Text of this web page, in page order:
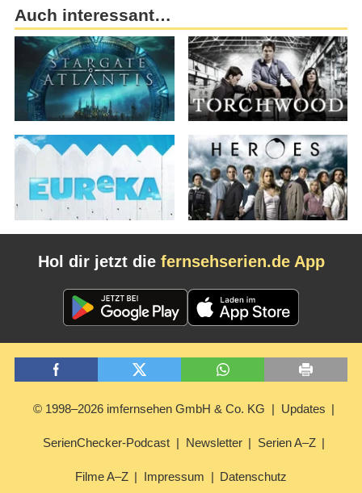
Auch interessant…
Hol dir jetzt die fernsehserien.de App
© 1998–2026 imfernsehen GmbH & Co. KG Updates
SerienChecker-Podcast Newsletter Serien A–Z
Filme A–Z Impressum Datenschutz